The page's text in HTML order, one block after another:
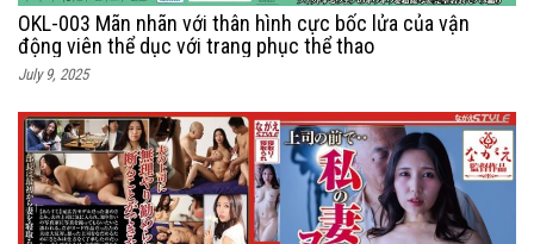
OKL-003 Mãn nhãn với thân hình cực bốc lửa của vận
động viên thể dục với trang phục thể thao
July 9, 2025